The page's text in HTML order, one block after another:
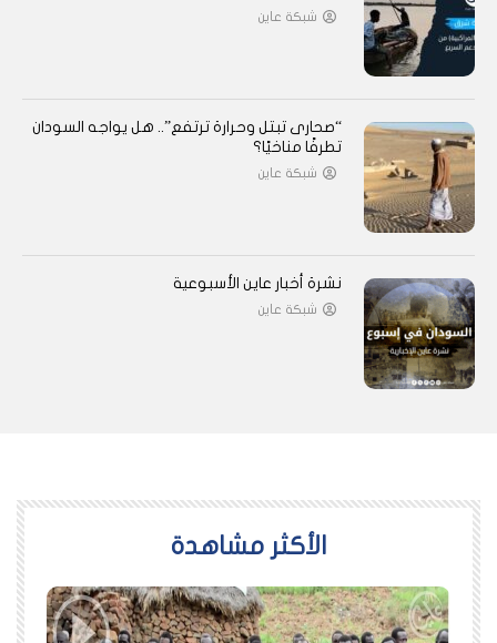
شبكة عاين
“صحارى تبتل وحرارة ترتفع”.. هل يواجه السودان
تطرفًا مناخيًا؟
شبكة عاين
نشرة أخبار عاين الأسبوعية
شبكة عاين
اﻷكثر مشاهدة